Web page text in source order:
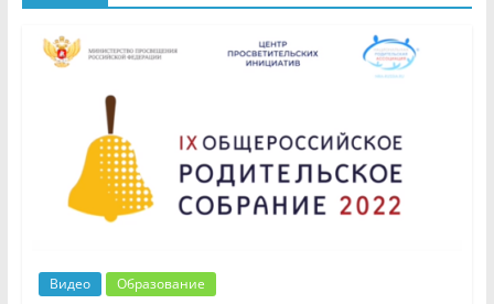
Видео Образование